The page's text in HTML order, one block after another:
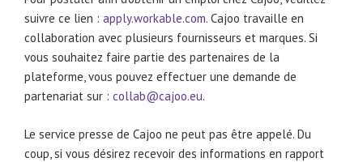
suivre ce lien : apply.workable.com. Cajoo travaille en
collaboration avec plusieurs fournisseurs et marques. Si
vous souhaitez faire partie des partenaires de la
plateforme, vous pouvez effectuer une demande de
partenariat sur : collab@cajoo.eu.
Le service presse de Cajoo ne peut pas être appelé. Du
coup, si vous désirez recevoir des informations en rapport